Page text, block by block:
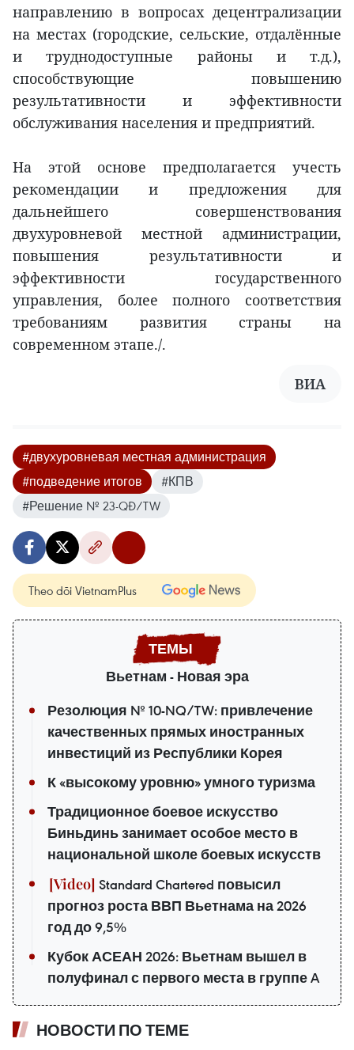
направлению в вопросах децентрализации
на местах (городские, сельские, отдалённые
и труднодоступные районы и т.д.),
способствующие повышению
результативности и эффективности
обслуживания населения и предприятий.
На этой основе предполагается учесть
рекомендации и предложения для
дальнейшего совершенствования
двухуровневой местной администрации,
повышения результативности и
эффективности государственного
управления, более полного соответствия
требованиям развития страны на
современном этапе./.
ВИА
#двухуровневая местная администрация
#подведение итогов
#КПВ
#Решение № 23-QĐ/TW
Theo dõi VietnamPlus
Вьетнам - Новая эра
Резолюция № 10-NQ/TW: привлечение
качественных прямых иностранных
инвестиций из Республики Корея
К «высокому уровню» умного туризма
Традиционное боевое искусство
Биньдинь занимает особое место в
национальной школе боевых искусств
Standard Chartered повысил
прогноз роста ВВП Вьетнама на 2026
год до 9,5%
Кубок АСЕАН 2026: Вьетнам вышел в
полуфинал с первого места в группе A
НОВОСТИ ПО ТЕМЕ